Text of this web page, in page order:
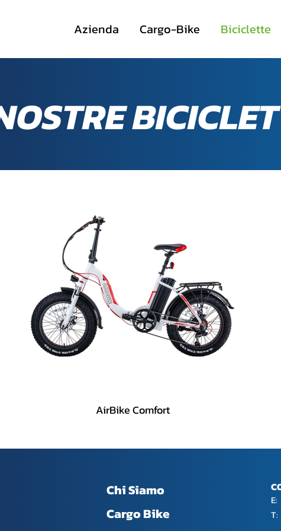
Azienda Cargo-Bike Biciclette
AirBike Comfort
Chi Siamo
Cargo Bike
E: